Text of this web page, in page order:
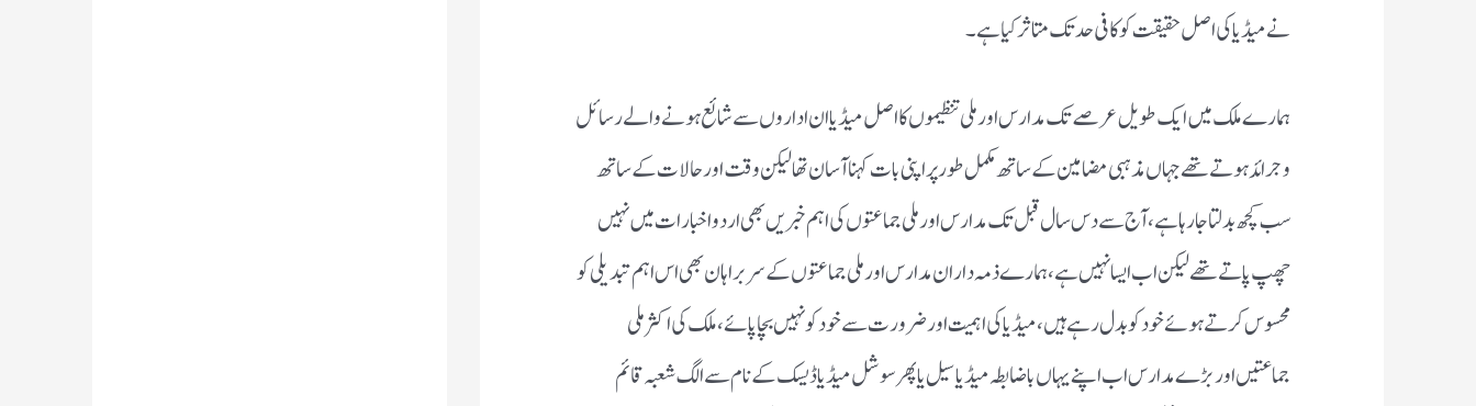
نے میڈیا کی اصل حقیقت کو کافی حد تک متاثر کیاہے۔
ہمارے ملک میں ایک طویل عرصے تک مدارس اور ملی تنظیموں کااصل میڈیا ان اداروں سے شائع ہونے والے رسائل
و جرائد ہوتے تھے جہاں مذہبی مضامین کے ساتھ مکمل طورپر اپنی بات کہنا آسان تھالیکن وقت اور حالات کے ساتھ
سب کچھ بدلتاجارہاہے،آج سے دس سال قبل تک مدارس اور ملی جماعتوں کی اہم خبریں بھی اردو اخبارات میں نہیں
چھپ پاتے تھے لیکن اب ایسا نہیں ہے،ہمارے ذمہ داران مدارس اور ملی جماعتوں کے سربراہان بھی اس اہم تبدیلی کو
محسوس کرتے ہوئے خود کو بدل رہے ہیں،میڈیا کی اہمیت اور ضرورت سے خود کو نہیں بچاپائے، ملک کی اکثر ملی
جماعتیں اور بڑے مدارس اب اپنے یہاں باضابطہ میڈیا سیل یا پھر سوشل میڈیا ڈیسک کے نام سے الگ شعبہ قائم